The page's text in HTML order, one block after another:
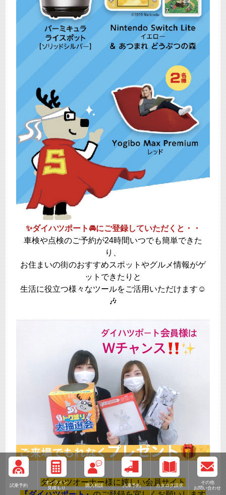
試乗予約
オンライン
見積もり
購入相談 入庫予約 カタログ請求
その他
お問い合わせ
✨ダイハツポート🚘にご登録していただくと・・
車検や点検のご予約が24時間いつでも簡単できた
り、
お住まいの街のおすすめスポットやグルメ情報がゲ
ットできたりと
生活に役立つ様々なツールをご活用いただけます☺
🎶
ダイハツオーナー様に嬉しい会員サイト